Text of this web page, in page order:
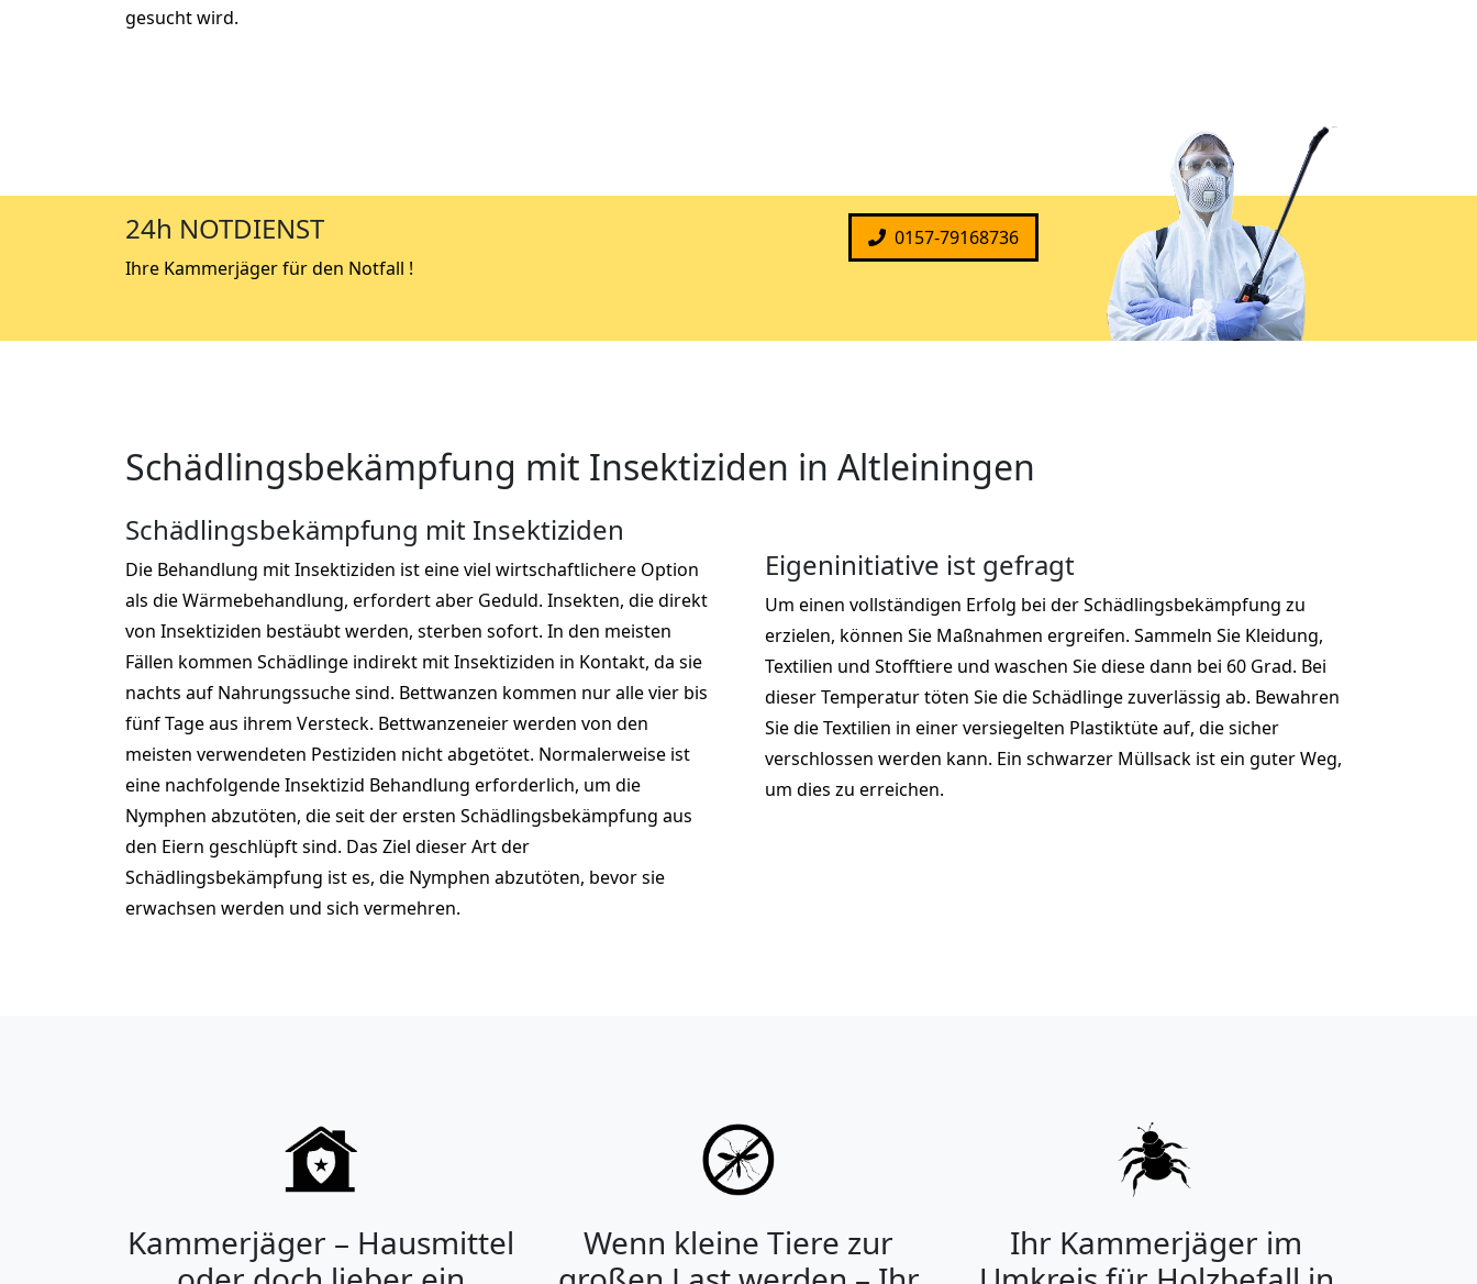
gesucht wird.
24h NOTDIENST
Ihre Kammerjäger für den Notfall !
0157-79168736
Schädlingsbekämpfung mit Insektiziden in Altleiningen
Schädlingsbekämpfung mit Insektiziden
Die Behandlung mit Insektiziden ist eine viel wirtschaftlichere Option
als die Wärmebehandlung, erfordert aber Geduld. Insekten, die direkt
von Insektiziden bestäubt werden, sterben sofort. In den meisten
Fällen kommen Schädlinge indirekt mit Insektiziden in Kontakt, da sie
nachts auf Nahrungssuche sind. Bettwanzen kommen nur alle vier bis
fünf Tage aus ihrem Versteck. Bettwanzeneier werden von den
meisten verwendeten Pestiziden nicht abgetötet. Normalerweise ist
eine nachfolgende Insektizid Behandlung erforderlich, um die
Nymphen abzutöten, die seit der ersten Schädlingsbekämpfung aus
den Eiern geschlüpft sind. Das Ziel dieser Art der
Schädlingsbekämpfung ist es, die Nymphen abzutöten, bevor sie
erwachsen werden und sich vermehren.
Eigeninitiative ist gefragt
Um einen vollständigen Erfolg bei der Schädlingsbekämpfung zu
erzielen, können Sie Maßnahmen ergreifen. Sammeln Sie Kleidung,
Textilien und Stofftiere und waschen Sie diese dann bei 60 Grad. Bei
dieser Temperatur töten Sie die Schädlinge zuverlässig ab. Bewahren
Sie die Textilien in einer versiegelten Plastiktüte auf, die sicher
verschlossen werden kann. Ein schwarzer Müllsack ist ein guter Weg,
um dies zu erreichen.
Kammerjäger – Hausmittel
Wenn kleine Tiere zur
Ihr Kammerjäger im